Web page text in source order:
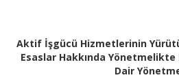
Aktif İşgücü Hizmetlerinin
Esaslar Hakkında Yönetmelikte
Dair